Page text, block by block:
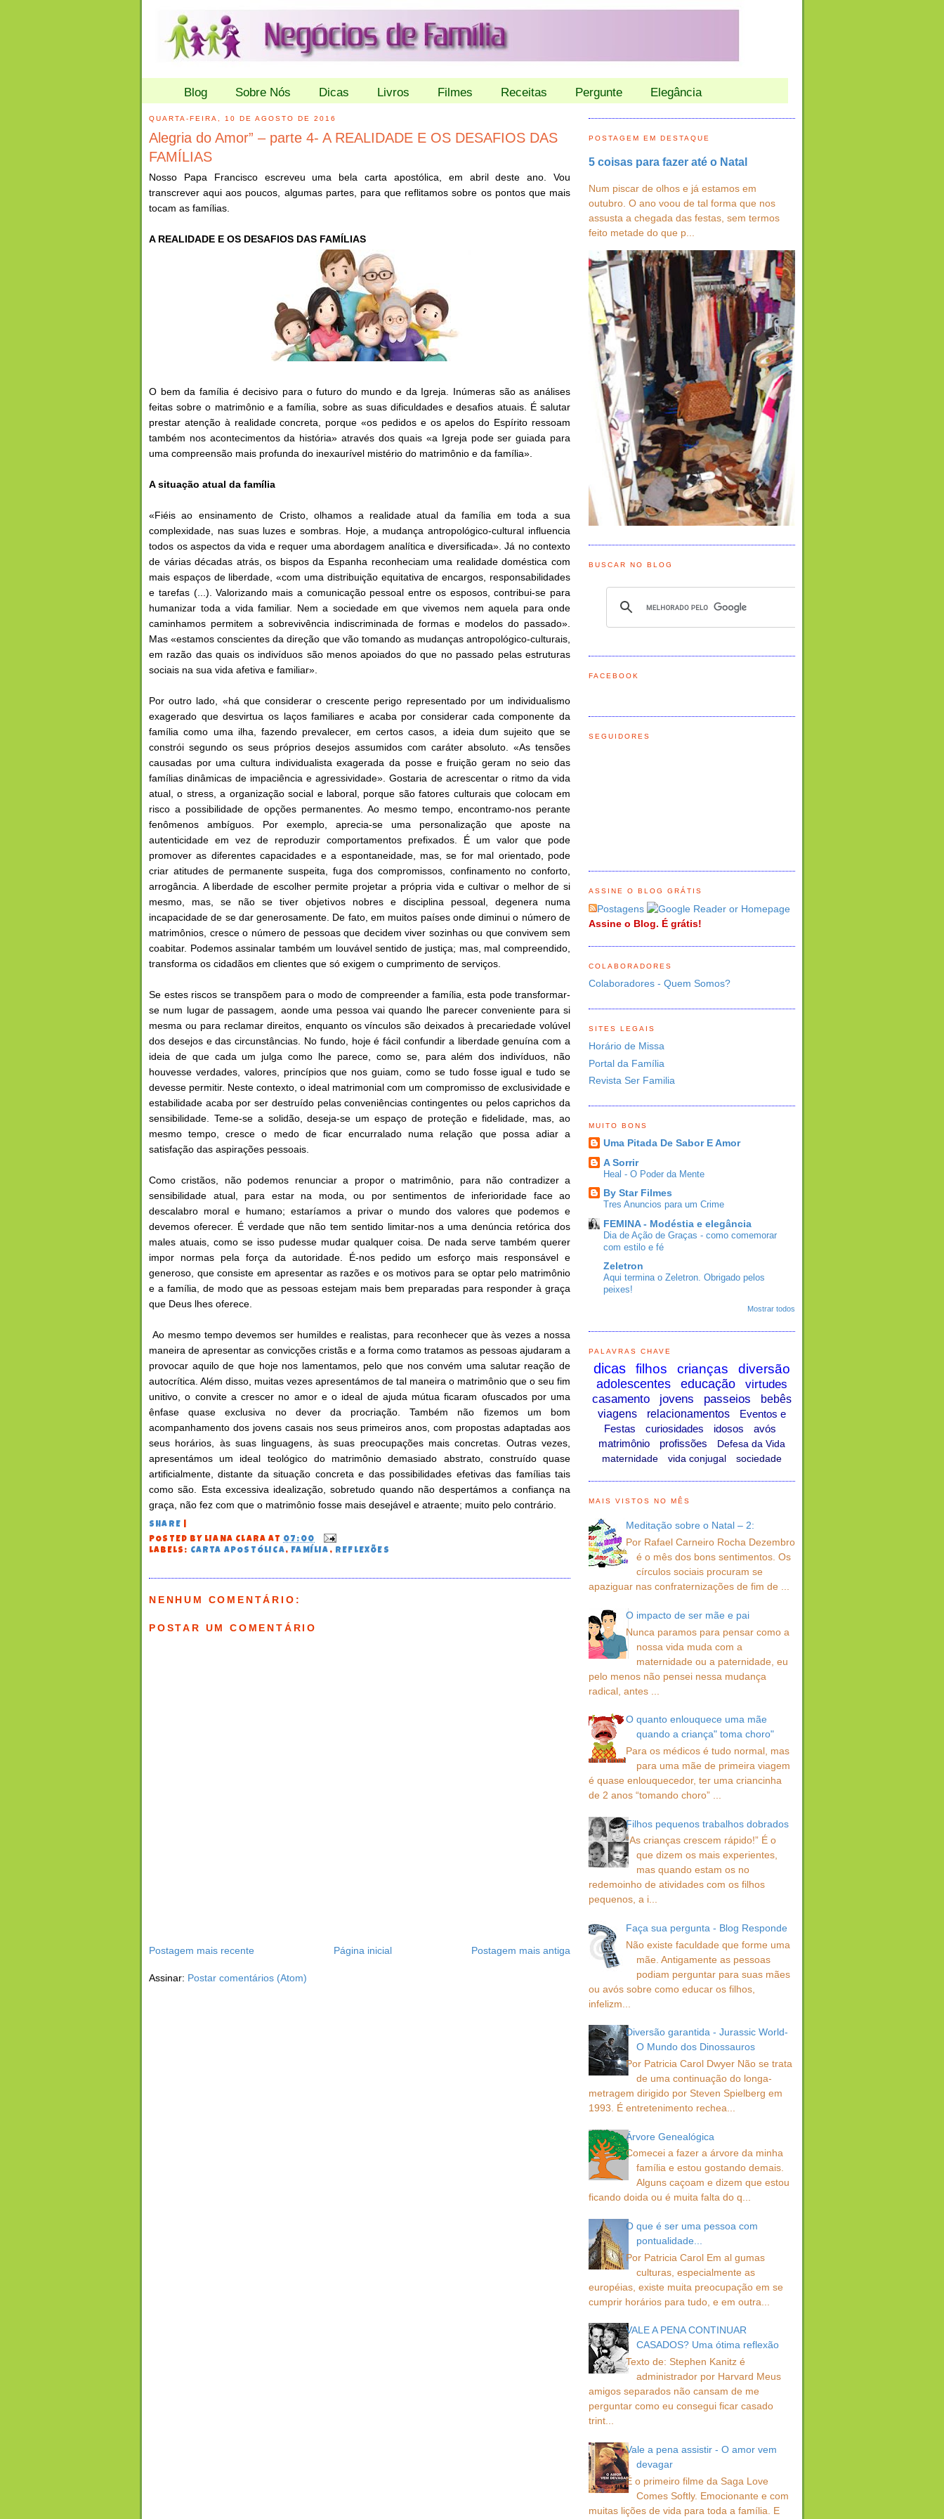
Blog Sobre Nós Dicas Livros Filmes Receitas Pergunte Elegância
QUARTA-FEIRA, 10 DE AGOSTO DE 2016
Alegria do Amor” – parte 4- A REALIDADE E OS DESAFIOS DAS
FAMÍLIAS
Nosso Papa Francisco escreveu uma bela carta apostólica, em abril deste ano. Vou
transcrever aqui aos poucos, algumas partes, para que reflitamos sobre os pontos que mais
tocam as famílias.
A REALIDADE E OS DESAFIOS DAS FAMÍLIAS
O bem da família é decisivo para o futuro do mundo e da Igreja. Inúmeras são as análises
feitas sobre o matrimônio e a família, sobre as suas dificuldades e desafios atuais. É salutar
prestar atenção à realidade concreta, porque «os pedidos e os apelos do Espírito ressoam
também nos acontecimentos da história» através dos quais «a Igreja pode ser guiada para
uma compreensão mais profunda do inexaurível mistério do matrimônio e da família».
A situação atual da família
«Fiéis ao ensinamento de Cristo, olhamos a realidade atual da família em toda a sua
complexidade, nas suas luzes e sombras. Hoje, a mudança antropológico-cultural influencia
todos os aspectos da vida e requer uma abordagem analítica e diversificada». Já no contexto
de várias décadas atrás, os bispos da Espanha reconheciam uma realidade doméstica com
mais espaços de liberdade, «com uma distribuição equitativa de encargos, responsabilidades
e tarefas (...). Valorizando mais a comunicação pessoal entre os esposos, contribui-se para
humanizar toda a vida familiar. Nem a sociedade em que vivemos nem aquela para onde
caminhamos permitem a sobrevivência indiscriminada de formas e modelos do passado».
Mas «estamos conscientes da direção que vão tomando as mudanças antropológico-culturais,
em razão das quais os indivíduos são menos apoiados do que no passado pelas estruturas
sociais na sua vida afetiva e familiar».
Por outro lado, «há que considerar o crescente perigo representado por um individualismo
exagerado que desvirtua os laços familiares e acaba por considerar cada componente da
família como uma ilha, fazendo prevalecer, em certos casos, a ideia dum sujeito que se
constrói segundo os seus próprios desejos assumidos com caráter absoluto. «As tensões
causadas por uma cultura individualista exagerada da posse e fruição geram no seio das
famílias dinâmicas de impaciência e agressividade». Gostaria de acrescentar o ritmo da vida
atual, o stress, a organização social e laboral, porque são fatores culturais que colocam em
risco a possibilidade de opções permanentes. Ao mesmo tempo, encontramo-nos perante
fenômenos ambíguos. Por exemplo, aprecia-se uma personalização que aposte na
autenticidade em vez de reproduzir comportamentos prefixados. É um valor que pode
promover as diferentes capacidades e a espontaneidade, mas, se for mal orientado, pode
criar atitudes de permanente suspeita, fuga dos compromissos, confinamento no conforto,
arrogância. A liberdade de escolher permite projetar a própria vida e cultivar o melhor de si
mesmo, mas, se não se tiver objetivos nobres e disciplina pessoal, degenera numa
incapacidade de se dar generosamente. De fato, em muitos países onde diminui o número de
matrimônios, cresce o número de pessoas que decidem viver sozinhas ou que convivem sem
coabitar. Podemos assinalar também um louvável sentido de justiça; mas, mal compreendido,
transforma os cidadãos em clientes que só exigem o cumprimento de serviços.
Se estes riscos se transpõem para o modo de compreender a família, esta pode transformar-
se num lugar de passagem, aonde uma pessoa vai quando lhe parecer conveniente para si
mesma ou para reclamar direitos, enquanto os vínculos são deixados à precariedade volúvel
dos desejos e das circunstâncias. No fundo, hoje é fácil confundir a liberdade genuína com a
ideia de que cada um julga como lhe parece, como se, para além dos indivíduos, não
houvesse verdades, valores, princípios que nos guiam, como se tudo fosse igual e tudo se
devesse permitir. Neste contexto, o ideal matrimonial com um compromisso de exclusividade e
estabilidade acaba por ser destruído pelas conveniências contingentes ou pelos caprichos da
sensibilidade. Teme-se a solidão, deseja-se um espaço de proteção e fidelidade, mas, ao
mesmo tempo, cresce o medo de ficar encurralado numa relação que possa adiar a
satisfação das aspirações pessoais.
Como cristãos, não podemos renunciar a propor o matrimônio, para não contradizer a
sensibilidade atual, para estar na moda, ou por sentimentos de inferioridade face ao
descalabro moral e humano; estaríamos a privar o mundo dos valores que podemos e
devemos oferecer. É verdade que não tem sentido limitar-nos a uma denúncia retórica dos
males atuais, como se isso pudesse mudar qualquer coisa. De nada serve também querer
impor normas pela força da autoridade. É-nos pedido um esforço mais responsável e
generoso, que consiste em apresentar as razões e os motivos para se optar pelo matrimônio
e a família, de modo que as pessoas estejam mais bem preparadas para responder à graça
que Deus lhes oferece.
Ao mesmo tempo devemos ser humildes e realistas, para reconhecer que às vezes a nossa
maneira de apresentar as convicções cristãs e a forma como tratamos as pessoas ajudaram a
provocar aquilo de que hoje nos lamentamos, pelo que nos convém uma salutar reação de
autocrítica. Além disso, muitas vezes apresentámos de tal maneira o matrimônio que o seu fim
unitivo, o convite a crescer no amor e o ideal de ajuda mútua ficaram ofuscados por uma
ênfase quase exclusiva no dever da procriação. Também não fizemos um bom
acompanhamento dos jovens casais nos seus primeiros anos, com propostas adaptadas aos
seus horários, às suas linguagens, às suas preocupações mais concretas. Outras vezes,
apresentámos um ideal teológico do matrimônio demasiado abstrato, construído quase
artificialmente, distante da situação concreta e das possibilidades efetivas das famílias tais
como são. Esta excessiva idealização, sobretudo quando não despertámos a confiança na
graça, não fez com que o matrimônio fosse mais desejável e atraente; muito pelo contrário.
SHARE
POSTED BY LIANA CLARA AT 07:00
LABELS: CARTA APOSTÓLICA, FAMÍLIA , REFLEXÕES
NENHUM COMENTÁRIO:
POSTAR UM COMENTÁRIO
Postagem mais recente Postagem mais antiga
Página inicial
Assinar: Postar comentários (Atom)
POSTAGEM EM DESTAQUE
5 coisas para fazer até o Natal
Num piscar de olhos e já estamos em
outubro. O ano voou de tal forma que nos
assusta a chegada das festas, sem termos
feito metade do que p...
BUSCAR NO BLOG
FACEBOOK
SEGUIDORES
ASSINE O BLOG GRÁTIS
Postagens
Assine o Blog. É grátis!
COLABORADORES
Colaboradores - Quem Somos?
SITES LEGAIS
Horário de Missa
Portal da Família
Revista Ser Familia
MUITO BONS
Uma Pitada De Sabor E Amor
A Sorrir
Heal - O Poder da Mente
By Star Filmes
Tres Anuncios para um Crime
FEMINA - Modéstia e elegância
Dia de Ação de Graças - como comemorar
com estilo e fé
Zeletron
Aqui termina o Zeletron. Obrigado pelos
peixes!
Mostrar todos
PALAVRAS CHAVE
dicas filhos crianças diversão
adolescentes educação
virtudes
casamento
jovens passeios
bebês
viagens
relacionamentos
Eventos e
Festas
curiosidades idosos
avós
matrimônio
profissões
Defesa da Vida
maternidade
vida conjugal sociedade
MAIS VISTOS NO MÊS
Meditação sobre o Natal – 2:
Por Rafael Carneiro Rocha Dezembro
é o mês dos bons sentimentos. Os
círculos sociais procuram se
apaziguar nas confraternizações de fim de ...
O impacto de ser mãe e pai
Nunca paramos para pensar como a
nossa vida muda com a
maternidade ou a paternidade, eu
pelo menos não pensei nessa mudança
radical, antes ...
O quanto enlouquece uma mãe
quando a criança" toma choro"
Para os médicos é tudo normal, mas
para uma mãe de primeira viagem
é quase enlouquecedor, ter uma criancinha
de 2 anos “tomando choro” ...
Filhos pequenos trabalhos dobrados
“As crianças crescem rápido!” É o
que dizem os mais experientes,
mas quando estam os no
redemoinho de atividades com os filhos
pequenos, a i...
Faça sua pergunta - Blog Responde
Não existe faculdade que forme uma
mãe. Antigamente as pessoas
podiam perguntar para suas mães
ou avós sobre como educar os filhos,
infelizm...
Diversão garantida - Jurassic World-
O Mundo dos Dinossauros
Por Patricia Carol Dwyer Não se trata
de uma continuação do longa-
metragem dirigido por Steven Spielberg em
1993. É entretenimento rechea...
Árvore Genealógica
Comecei a fazer a árvore da minha
família e estou gostando demais.
Alguns caçoam e dizem que estou
ficando doida ou é muita falta do q...
O que é ser uma pessoa com
pontualidade...
Por Patricia Carol Em al gumas
culturas, especialmente as
européias, existe muita preocupação em se
cumprir horários para tudo, e em outra...
VALE A PENA CONTINUAR
CASADOS? Uma ótima reflexão
Texto de: Stephen Kanitz é
administrador por Harvard Meus
amigos separados não cansam de me
perguntar como eu consegui ficar casado
trint...
Vale a pena assistir - O amor vem
devagar
É o primeiro filme da Saga Love
Comes Softly. Emocionante e com
muitas lições de vida para toda a família. E